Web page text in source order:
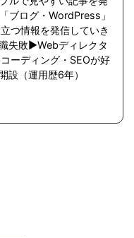
ブログ・WordPress」
つ情報を発信していき
失敗▶︎Webディレクタ
ーディング・SEOが好
設（運用歴6年）